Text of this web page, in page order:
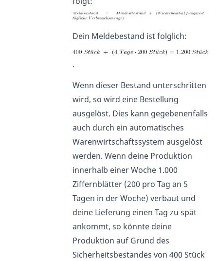
Dein Meldebestand ist folglich:
.
Wenn dieser Bestand unterschritten
wird, so wird eine Bestellung
ausgelöst. Dies kann gegebenenfalls
auch durch ein automatisches
Warenwirtschaftssystem ausgelöst
werden. Wenn deine Produktion
innerhalb einer Woche 1.000
Ziffernblätter (200 pro Tag an 5
Tagen in der Woche) verbaut und
deine Lieferung einen Tag zu spät
ankommt, so könnte deine
Produktion auf Grund des
Sicherheitsbestandes von 400 Stück